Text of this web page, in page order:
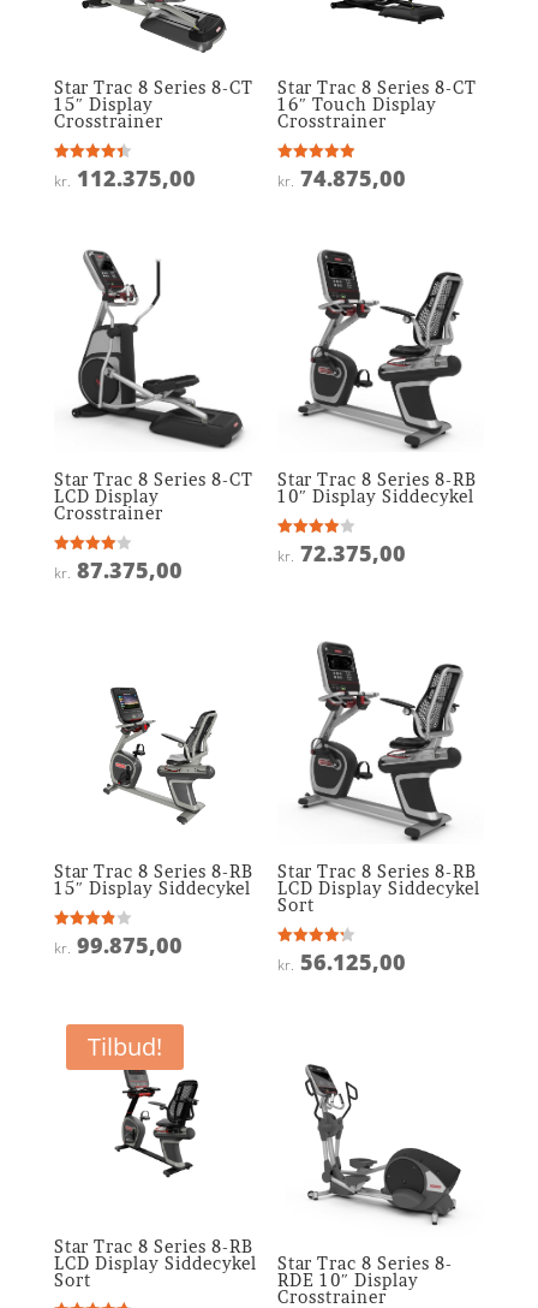
Star Trac 8 Series 8-CT
15″ Display
Crosstrainer
Vurderet
4.4
kr. 112.375,00
Star Trac 8 Series 8-CT
16″ Touch Display
Crosstrainer
Vurderet
4.9
kr. 74.875,00
Star Trac 8 Series 8-CT
LCD Display
Crosstrainer
Vurderet
4
kr. 87.375,00
Star Trac 8 Series 8-RB
10″ Display Siddecykel
Vurderet
3.9
kr. 72.375,00
Star Trac 8 Series 8-RB
15″ Display Siddecykel
Vurderet
3.9
kr. 99.875,00
Star Trac 8 Series 8-RB
LCD Display Siddecykel
Sort
Vurderet
4.2
kr. 56.125,00
Tilbud!
Star Trac 8 Series 8-RB
LCD Display Siddecykel
Sort
Star Trac 8 Series 8-
RDE 10″ Display
Crosstrainer